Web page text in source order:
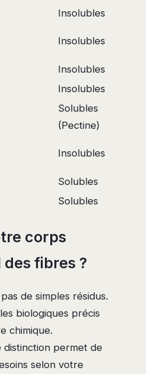
Insolubles
Insolubles
Insolubles
Insolubles
Solubles
(Pectine)
Insolubles
Solubles
Solubles
corps
fibres ?
de simples résidus.
biologiques précis
chimique.
permet de
selon votre